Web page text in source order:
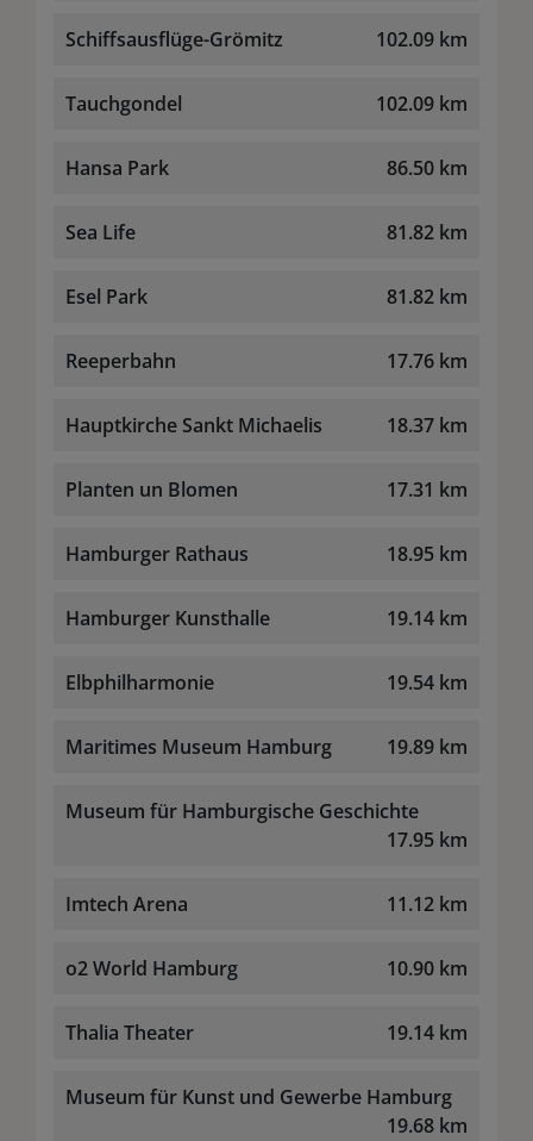
Schiffsausflüge-Grömitz 102.09 km
Tauchgondel 102.09 km
Hansa Park 86.50 km
Sea Life 81.82 km
Esel Park 81.82 km
Reeperbahn 17.76 km
Hauptkirche Sankt Michaelis 18.37 km
Planten un Blomen 17.31 km
Hamburger Rathaus 18.95 km
Hamburger Kunsthalle 19.14 km
Elbphilharmonie 19.54 km
Maritimes Museum Hamburg 19.89 km
Museum für Hamburgische Geschichte
17.95 km
Imtech Arena 11.12 km
o2 World Hamburg 10.90 km
Thalia Theater 19.14 km
Museum für Kunst und Gewerbe Hamburg
19.68 km